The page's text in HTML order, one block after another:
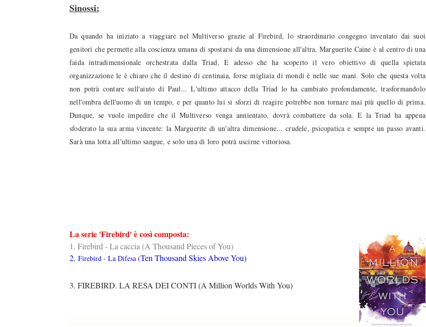
Sinossi:
Da quando ha iniziato a viaggiare nel Multiverso grazie al Firebird, lo straordinario congegno inventato dai suoi
genitori che permette alla coscienza umana di spostarsi da una dimensione all'altra, Marguerite Caine è al centro di una
faida intradimensionale orchestrata dalla Triad. E adesso che ha scoperto il vero obiettivo di quella spietata
organizzazione le è chiaro che il destino di centinaia, forse migliaia di mondi è nelle sue mani. Solo che questa volta
non potrà contare sull'aiuto di Paul... L'ultimo attacco della Triad lo ha cambiato profondamente, trasformandolo
nell'ombra dell'uomo di un tempo, e per quanto lui si sforzi di reagire potrebbe non tornare mai più quello di prima.
Dunque, se vuole impedire che il Multiverso venga annientato, dovrà combattere da sola. E la Triad ha appena
sfoderato la sua arma vincente: la Marguerite di un'altra dimensione... crudele, psicopatica e sempre un passo avanti.
Sarà una lotta all'ultimo sangue, e solo una di loro potrà uscirne vittoriosa.
La serie 'Firebird' è così composta:
1. Firebird - La caccia (A Thousand Pieces of You)
2. Firebird - La Difesa (Ten Thousand Skies Above You)
3. FIREBIRD. LA RESA DEI CONTI (A Million Worlds With You)